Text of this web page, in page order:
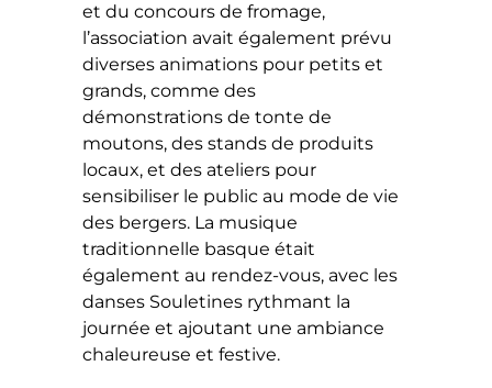
et du concours de fromage,
l’association avait également prévu
diverses animations pour petits et
grands, comme des
démonstrations de tonte de
moutons, des stands de produits
locaux, et des ateliers pour
sensibiliser le public au mode de vie
des bergers. La musique
traditionnelle basque était
également au rendez-vous, avec les
danses Souletines rythmant la
journée et ajoutant une ambiance
chaleureuse et festive.